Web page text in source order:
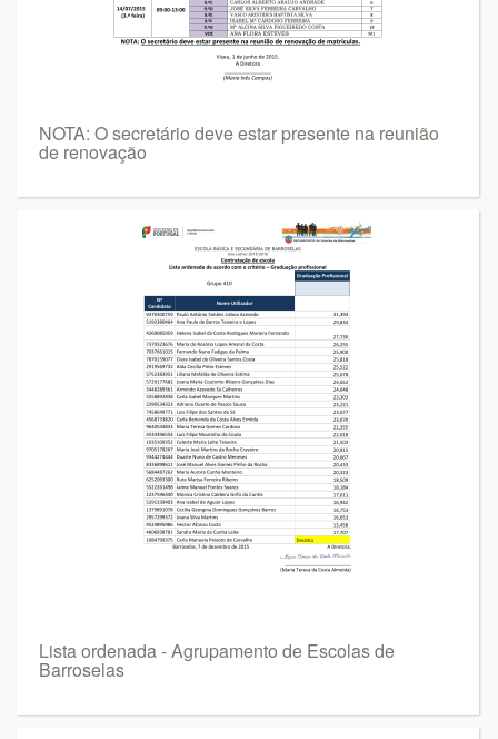
NOTA: O secretário deve estar presente na reunião
de renovação
Lista ordenada - Agrupamento de Escolas de
Barroselas